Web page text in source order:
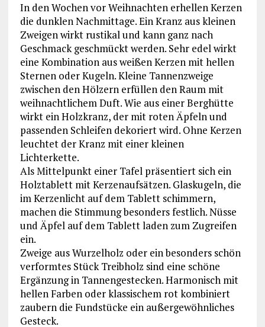
In den Wochen vor Weihnachten erhellen Kerzen
die dunklen Nachmittage. Ein Kranz aus kleinen
Zweigen wirkt rustikal und kann ganz nach
Geschmack geschmückt werden. Sehr edel wirkt
eine Kombination aus weißen Kerzen mit hellen
Sternen oder Kugeln. Kleine Tannenzweige
zwischen den Hölzern erfüllen den Raum mit
weihnachtlichem Duft. Wie aus einer Berghütte
wirkt ein Holzkranz, der mit roten Äpfeln und
passenden Schleifen dekoriert wird. Ohne Kerzen
leuchtet der Kranz mit einer kleinen
Lichterkette.
Als Mittelpunkt einer Tafel präsentiert sich ein
Holztablett mit Kerzenaufsätzen. Glaskugeln, die
im Kerzenlicht auf dem Tablett schimmern,
machen die Stimmung besonders festlich. Nüsse
und Äpfel auf dem Tablett laden zum Zugreifen
ein.
Zweige aus Wurzelholz oder ein besonders schön
verformtes Stück Treibholz sind eine schöne
Ergänzung in Tannengestecken. Harmonisch mit
hellen Farben oder klassischem rot kombiniert
zaubern die Fundstücke ein außergewöhnliches
Gesteck.